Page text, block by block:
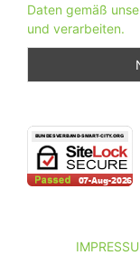
Daten gemäß
und verarbeiten.